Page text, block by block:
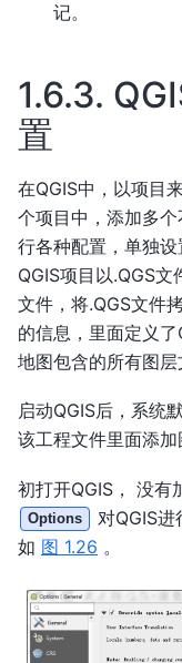
记。
1.6.3.
置
在QGIS中，以项目
个项目中，添加多
行各种配置，单独设
QGIS项目以.QGS
文件，将.QGS文件
的信息，里面定义
地图包含的所有图层
启动QGIS后，系统
该工程文件里面添加
初打开QGIS， 没
Options
对QGIS进
如 图 1.26 。